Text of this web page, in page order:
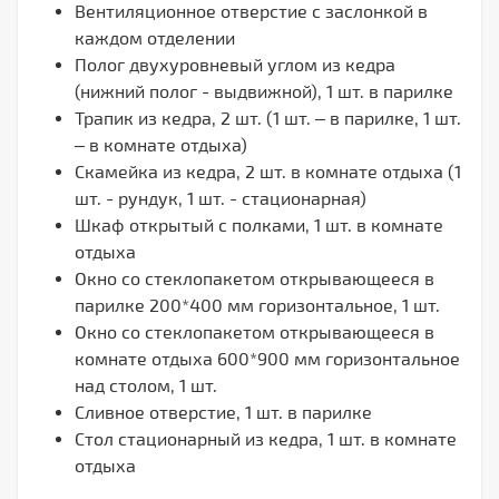
Вентиляционное отверстие с заслонкой в
каждом отделении
Полог двухуровневый углом из кедра
(нижний полог - выдвижной), 1 шт. в парилке
Трапик из кедра, 2 шт. (1 шт. – в парилке, 1 шт.
– в комнате отдыха)
Скамейка из кедра, 2 шт. в комнате отдыха (1
шт. - рундук, 1 шт. - стационарная)
Шкаф открытый с полками, 1 шт. в комнате
отдыха
Окно со стеклопакетом открывающееся в
парилке 200*400 мм горизонтальное, 1 шт.
Окно со стеклопакетом открывающееся в
комнате отдыха 600*900 мм горизонтальное
над столом, 1 шт.
Сливное отверстие, 1 шт. в парилке
Стол стационарный из кедра, 1 шт. в комнате
отдыха